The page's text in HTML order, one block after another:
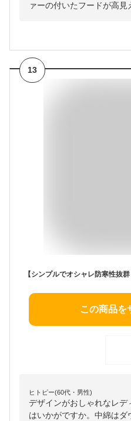
ァーの付いたフードが高見
13
この商品を
ヒトピー(60代・男性)
デザインがおしゃれなレデ
はいかがですか。中綿はダ